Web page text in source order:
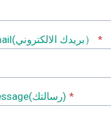
Your Email(بريدك الالكتروني） *
Your Message(رسالتك) *